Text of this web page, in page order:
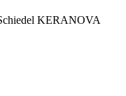
KERANOVA